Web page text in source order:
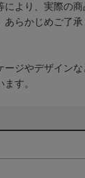
により、実際の
らかじめご了承
ージやデザイン
す。